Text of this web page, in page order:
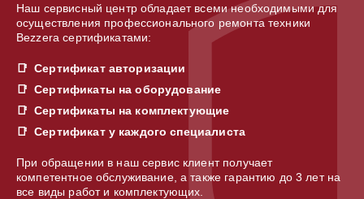
Наш сервисный центр обладает всеми необходимыми для
осуществления профессионального ремонта техники
Bezzera сертификатами:
Сертификат авторизации
Сертификаты на оборудование
Сертификаты на комплектующие
Сертификат у каждого специалиста
При обращении в наш сервис клиент получает
компетентное обслуживание, а также гарантию до 3 лет на
все виды работ и комплектующих.